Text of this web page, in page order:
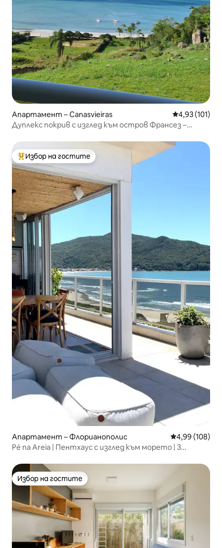
Апартамент – Canasvieiras Средна
4,93 (101)
Дуплекс покрив с изглед към остров Франсез –
Най-популярен избор на гостите
Избор на гостите
Апартамент – Флорианополис Средна
4,99 (108)
Pé na Areia | Пентхаус с изглед към морето | 3
Избор на гостите
Избор на гостите